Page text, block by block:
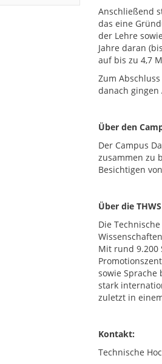
Anschließend
das eine
der Lehre
Jahre daran
auf bis zu 4,7
Zum
danach
Über den
Der Campus
zusammen zu
Besichtigen
Über die THWS
Die
Mit rund 9.200
sowie Sprache
stark
zuletzt in
Kontakt:
Technische